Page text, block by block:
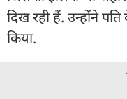
दिख रही हैं. उन्होंने
किया.